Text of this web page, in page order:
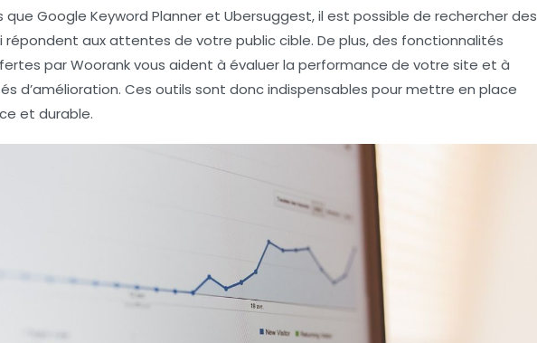
que Google Keyword Planneret Ubersuggest, il est possible de rechercher des
aux attentes de votre public cible. De plus, des fonctionnalités
parWoorankvous aident à évaluer la performance de votre site et à
d’amélioration. Ces outils sont donc indispensables pour mettre en place
et durable.